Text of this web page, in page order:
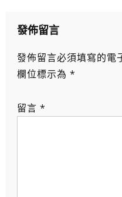
覽發佈留言
發佈留言必須填寫的電
欄位標示為 *
留言 *